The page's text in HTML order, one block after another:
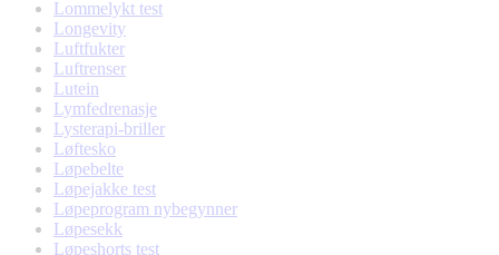
Lommelykt test
Longevity
Luftfukter
Luftrenser
Lutein
Lymfedrenasje
Lysterapi-briller
Løftesko
Løpebelte
Løpejakke test
Løpeprogram nybegynner
Løpesekk
Løpeshorts test